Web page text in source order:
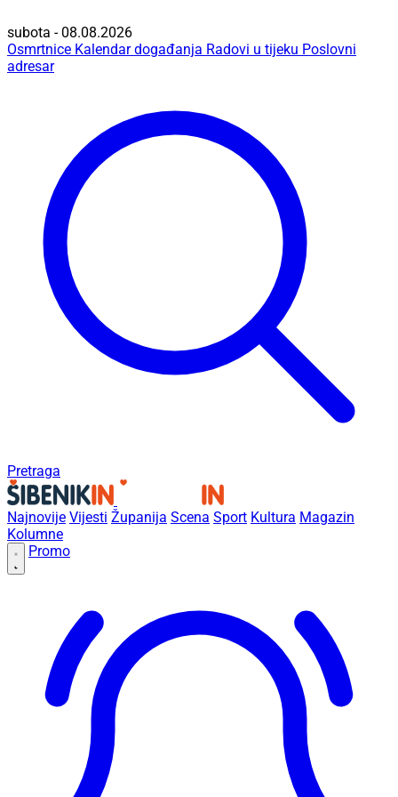
subota - 08.08.2026
Osmrtnice Kalendar događanja Radovi u tijeku Poslovni
adresar
Pretraga
Najnovije Vijesti Županija Scena Sport Kultura Magazin
Kolumne
Promo